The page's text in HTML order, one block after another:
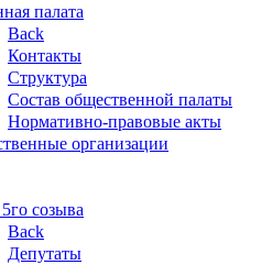
палата
Back
Контакты
Структура
Состав общественной палаты
Нормативно-правовые акты
организации
созыва
Back
Депутаты